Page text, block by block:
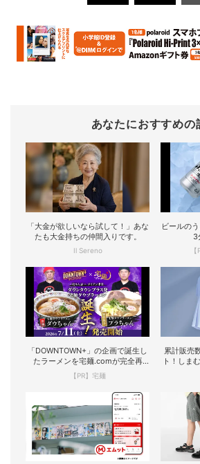
あなたにおすすめの
「大金が欲しいなら試して！」あな
たも大金持ちの仲間入りです。
Il Sereno
ビールの
3
「DOWNTOWN+」の企画で誕生し
たラーメンを宅麺.comが完全再
現！
【PR】宅麺
累計販売
ト！しま